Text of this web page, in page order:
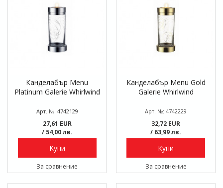
Канделабър Menu
Platinum Galerie Whirlwind
Арт. №: 4742129
27,61 EUR
/ 54,00 лв.
Купи
За сравнение
Канделабър Menu Gold
Galerie Whirlwind
Арт. №: 4742229
32,72 EUR
/ 63,99 лв.
Купи
За сравнение